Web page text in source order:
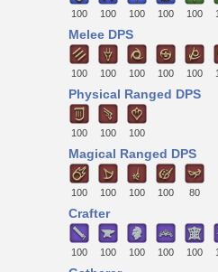
100 100 100 100 100
Melee DPS
100 100 100 100 100
Physical Ranged DPS
100 100 100
Magical Ranged DPS
100 100 100 100 80
Crafter
100 100 100 100 100